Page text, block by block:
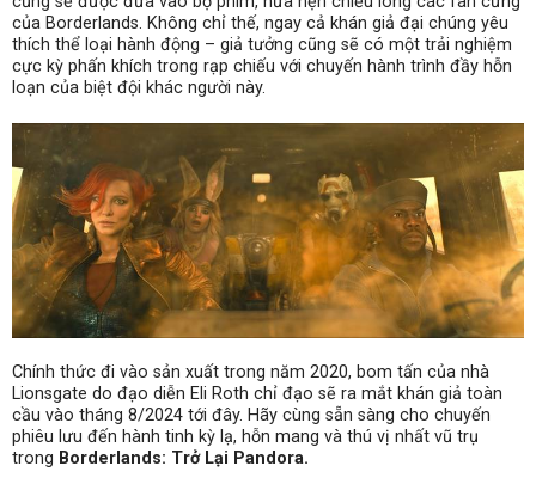
của Borderlands. Không chỉ thế, ngay cả khán giả đại chúng yêu
thích thể loại hành động – giả tưởng cũng sẽ có một trải nghiệm
cực kỳ phấn khích trong rạp chiếu với chuyến hành trình đầy hỗn
loạn của biệt đội khác người này.
Chính thức đi vào sản xuất trong năm 2020, bom tấn của nhà
Lionsgate do đạo diễn Eli Roth chỉ đạo sẽ ra mắt khán giả toàn
cầu vào tháng 8/2024 tới đây. Hãy cùng sẵn sàng cho chuyến
phiêu lưu đến hành tinh kỳ lạ, hỗn mang và thú vị nhất vũ trụ
trong Borderlands: Trở Lại Pandora.